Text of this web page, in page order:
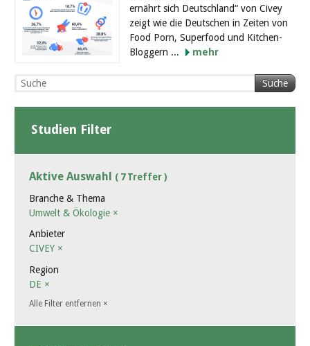
ernährt sich Deutschland“ von Civey
zeigt wie die Deutschen in Zeiten von
Food Porn, Superfood und Kitchen-
Bloggern ...
mehr
Suche
Studien Filter
Aktive Auswahl ( 7 Treffer )
Branche & Thema
Umwelt & Ökologie ×
Anbieter
CIVEY ×
Region
DE ×
Alle Filter entfernen ×